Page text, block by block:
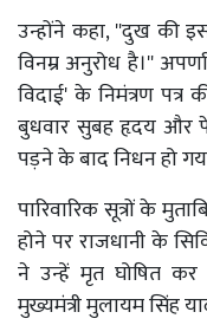
उन्होंने कहा, ''दुख की
विनम्र अनुरोध है।''
विदाई' के निमंत्रण पत्र
बुधवार सुबह हृदय और
पड़ने के बाद निधन हो
पारिवारिक सूत्रों के
होने पर राजधानी के
ने उन्हें मृत घोषित कर
मुख्यमंत्री मुलायम सिंह